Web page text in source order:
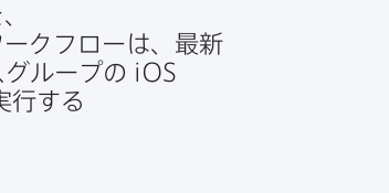
クフローは、​最新
ループの iOS
行する​